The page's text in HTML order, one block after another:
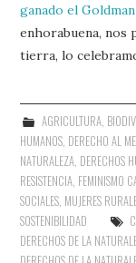
ganado el
enhorabuena, nos
tierra, lo
AGRICULTURA,
HUMANOS DERECHO AL
NATURALEZA DERECHOS
RESISTENCIA FEMINISMO
SOCIALES MUJERES
SOSTENIBILIDAD
DERECHOS DE LA